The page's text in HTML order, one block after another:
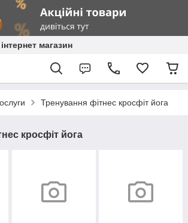
магазин
Тренування фітнес кросфіт йога
кросфіт йога